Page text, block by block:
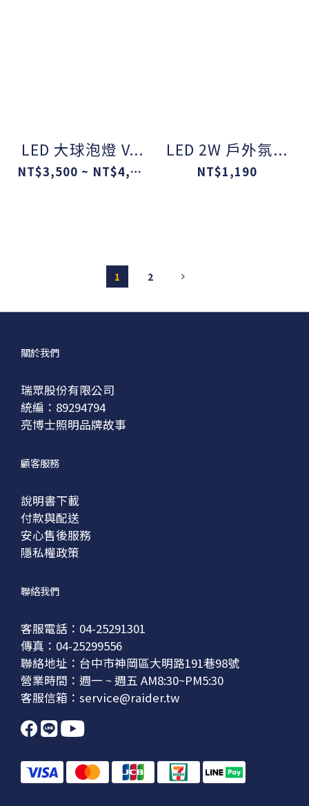
LED 大球泡燈 V...
NT$3,500 ~ NT$4,500
LED 2W 戶外氛...
NT$1,190
1 2
關於我們
瑞眾股份有限公司
統編：89294794
亮博士照明品牌故事
顧客服務
說明書下載
付款與配送
安心售後服務
隱私權政策
聯絡我們
客服電話：04-25291301
傳真：04-25299556
聯絡地址：台中市神岡區大明路191巷98號
營業時間：週一 ~ 週五 AM8:30~PM5:30
客服信箱：service@raider.tw